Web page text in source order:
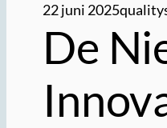
22 juni 2025
De